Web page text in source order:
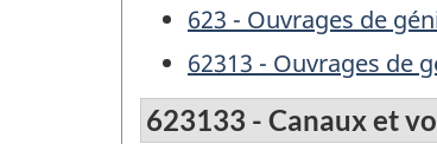
623 - Ouvrages de
62313 - Ouvrages de
623133 - Canaux et